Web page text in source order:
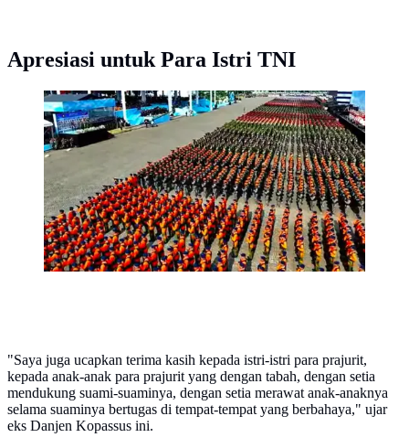
Apresiasi untuk Para Istri TNI
Presiden Prabowo Subianto memimpin upacara
peringatan Hari Ulang Tahun (HUT) ke-80 Tentara
Nasional Indonesia (TNI) yang digelar di Silang
Monas, Jakarta Pusat, Minggu (5/10/2025). (Istimewa)
"Saya juga ucapkan terima kasih kepada istri-istri para prajurit,
kepada anak-anak para prajurit yang dengan tabah, dengan setia
mendukung suami-suaminya, dengan setia merawat anak-anaknya
selama suaminya bertugas di tempat-tempat yang berbahaya," ujar
eks Danjen Kopassus ini.